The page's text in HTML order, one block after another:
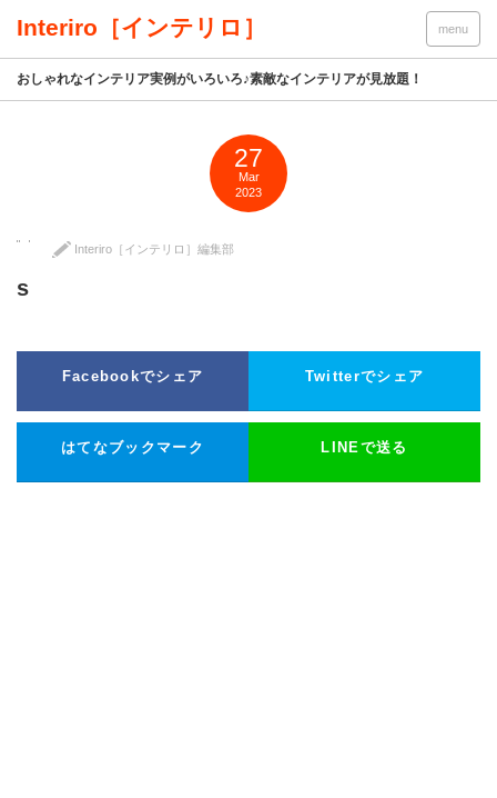
Interiro［インテリロ］ menu
おしゃれなインテリア実例がいろいろ♪素敵なインテリアが見放題！
27
Mar
2023
Interiro［インテリロ］編集部
s
Facebookでシェア Twitterでシェア
はてなブックマーク LINEで送る